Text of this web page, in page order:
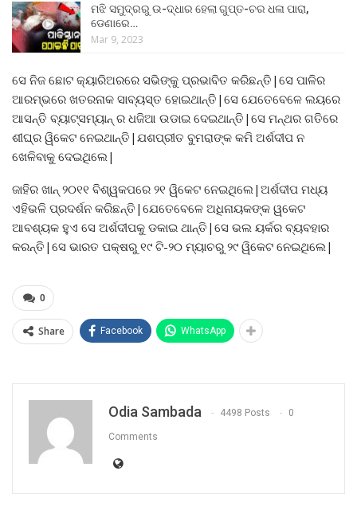
ମଝି ସମୁଦ୍ରରୁ ଉ-ଦ୍ଧାର ହେଲା ଗୁପ୍ତ-ଚର ଧଳା ପାରା,
ଡେଣାରେ…
Mar 9, 2023
ସେ ନିଜ ଛୋଟ କ୍ୟାରିଅରରେ ସଭିଙ୍କୁ ପ୍ରଭାବିତ କରିଛନ୍ତି|ସେ ପାଳିର
ଆରମ୍ଭରେ ଖତରନାକ ସାବ୍ୟସ୍ତ ହୋଇଥାନ୍ତି|ସେ ଯେତେବେଳେ ଲୟରେ
ଆସନ୍ତି ବ୍ୟାଟ୍ସମ୍ୟାନ୍ ର ଧଜିଆ ଉଡାଇ ଦେଇଥାନ୍ତି|ସେ ମନ୍ଥର ଗତିରେ
ଶୀଘ୍ର ୱିକେଟ ନେଇଥାନ୍ତି|ଯଶପ୍ରୀତ ବୁମରାଙ୍କ କମି ଅର୍ଶଦୀପ ନ
ଖେଳିବାକୁ ଦେଇଥିଲେ|
ଜାହିର ଖାନ୍ ୨୦୧୧ ବିଶ୍ୱକପରେ ୨୧ ୱିକେଟ ନେଇଥିଲେ|ଅର୍ଶଦୀପ ମଧ୍ୟ
ଏହିଭଳି ପ୍ରଦର୍ଶନ କରିଛନ୍ତି|ଯେତେବେଳେ ଅଧିନାୟକଙ୍କ ୱକେଟ
ଆବଶ୍ୟକ ହୁଏ ସେ ଅର୍ଶଦୀପକୁ ଡକାଇ ଥାନ୍ତି|ସେ ଭଲ ୟର୍କର ବ୍ୟବହାର
କରନ୍ତି|ସେ ଭାରତ ପକ୍ଷରୁ ୧୯ ଟି-୨୦ ମ୍ୟାଚରୁ ୨୯ ୱିକେଟ ନେଇଥିଲେ|
0
Share Facebook WhatsApp
Odia Sambada 4498 Posts 0
Comments